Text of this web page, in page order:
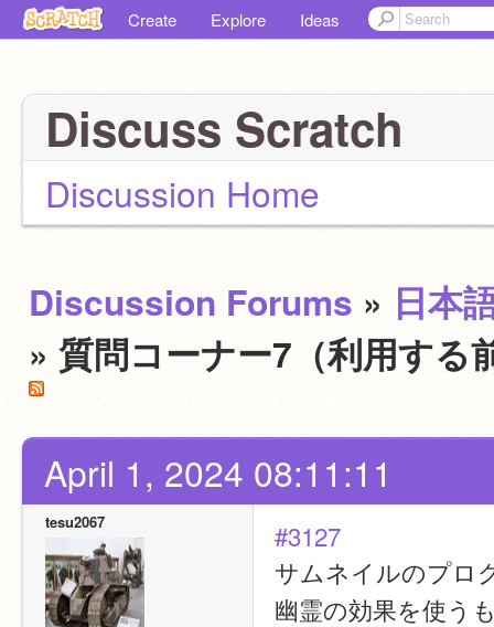
Create Explore Ideas
Discuss Scratch
Discussion Home
Discussion Forums » 日本
» 質問コーナー7（利用する
April 1, 2024 08:11:11
tesu2067
#3127
サムネイルのプロ
幽霊の効果を使う